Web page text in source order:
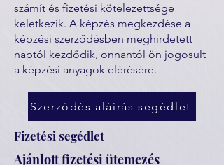
számít és fizetési kötelezettsége
keletkezik. A képzés megkezdése a
képzési szerződésben meghirdetett
naptól kezdődik, onnantól ön jogosult
a képzési anyagok elérésére.
Szerződés aláírás segédlet
Fizetési segédlet
Ajánlott fizetési ütemezés